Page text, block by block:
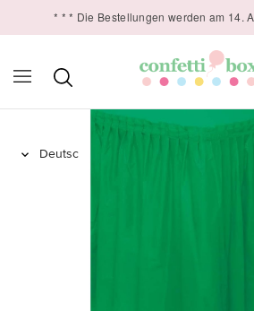
* * * Die Bestellungen werden am 14.
